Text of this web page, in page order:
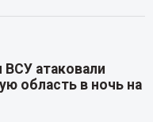
ВСУ атаковали
область в ночь на